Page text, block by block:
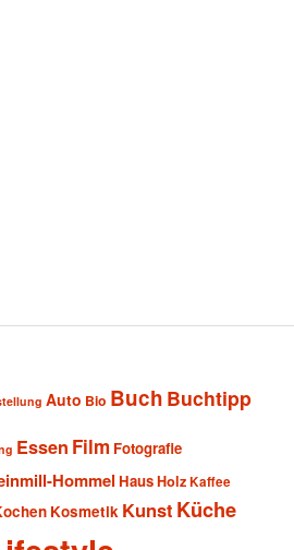
Auto Bio Buch Buchtipp
Essen Film Fotografie
Hommel HausHolzKaffee
Kosmetik Kunst Küche